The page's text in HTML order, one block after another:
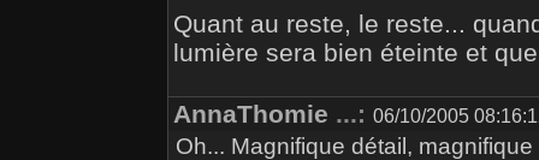
Quant au reste, le reste...
lumière sera bien éteinte et
AnnaThomie ...: 06/10/2005
Oh... Magnifique détail,